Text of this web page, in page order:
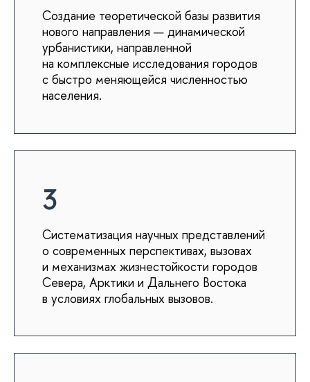
Создание теоретической базы развития
нового направления — динамической
урбанистики, направленной
на комплексные исследования городов
с быстро меняющейся численностью
населения.
3
Систематизация научных представлений
о современных перспективах, вызовах
и механизмах жизнестойкости городов
Севера, Арктики и Дальнего Востока
в условиях глобальных вызовов.